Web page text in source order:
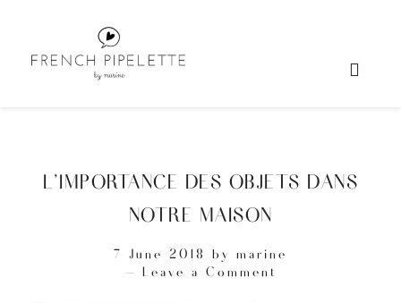
L’IMPORTANCE DES OBJETS DANS
NOTRE MAISON
7 June 2018 by marine
Leave a Comment